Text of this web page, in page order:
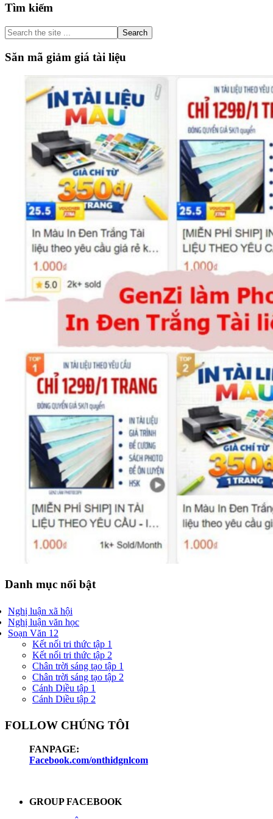
Primary
Sidebar
Tìm kiếm
Search
the
site
...
Săn mã giảm giá tài liệu
Danh mục nổi bật
Nghị luận xã hội
Nghị luận văn học
Soạn Văn 12
Kết nối tri thức tập 1
Kết nối tri thức tập 2
Chân trời sáng tạo tập 1
Chân trời sáng tạo tập 2
Cánh Diều tập 1
Cánh Diều tập 2
FOLLOW CHÚNG TÔI
FANPAGE:
Facebook.com/onthidgnlcom
GROUP FACEBOOK